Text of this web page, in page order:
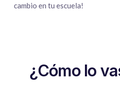
cambio en tu escuela!
¿Cómo lo